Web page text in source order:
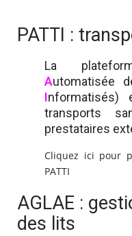
PATTI :
La
Automatisée
I
transports
prestataires
Cliquez ici pour
PATTI
AGLAE :
des lits